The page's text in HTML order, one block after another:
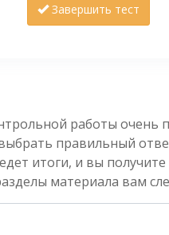
Завершить тест
работы очень
правильный
итоги, и вы
материала вам